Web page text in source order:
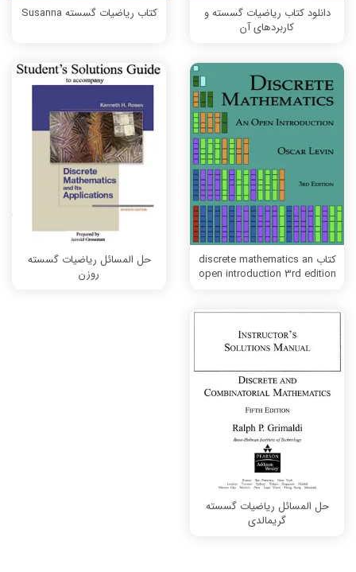
دانلود کتاب ریاضیات گسسته و
کاربردهای آن
کتاب ریاضیات گسسته Susanna
کتاب discrete mathematics an
open introduction 3rd edition
حل المسائل ریاضیات گسسته
روزن
حل المسائل ریاضیات گسسته
گریمالدی